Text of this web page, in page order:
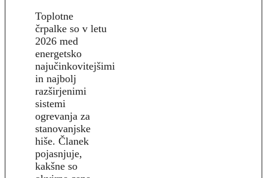
Toplotne
črpalke so v letu
2026 med
energetsko
najučinkovitejšimi
in najbolj
razširjenimi
sistemi
ogrevanja za
stanovanjske
hiše. Članek
pojasnjuje,
kakšne so